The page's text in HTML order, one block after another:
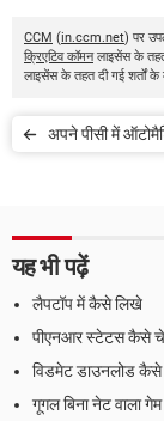
CCM (in.ccm.net) पर
क्रिएटिव कॉमनलाइसेंस के तहत
लाइसेंस के तहत दी गई शर्तों
अपने पीसी में
यह भी पढ़ें
लैपटॉप में कैसे लिखे
पीएनआर स्टेटस कैसे
विडमेट डाउनलोड
गूगल बिना नेट वाला गेम